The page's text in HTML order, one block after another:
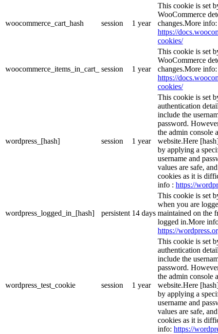
woocommerce_cart_hash session 1 year
This cookie is set
WooCommerce
changes.More info:
https://
cookies/
woocommerce_items_in_cart_ session 1 year
This cookie is set
WooCommerce
changes.More info:
https://
cookies/
wordpress_[hash] session 1 year
This cookie is set
authentication
include the
password.
the admin console
website.Here
by applying a
username and
values are safe,
cookies as it is
info : https://
wordpress_logged_in_[hash] persistent 14 days
This cookie is set
when you are
maintained on the
logged in.More
https://
wordpress_test_cookie session 1 year
This cookie is set
authentication
include the
password.
the admin console
website.Here
by applying a
username and
values are safe,
cookies as it is
info: https://